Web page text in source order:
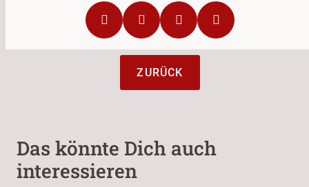
ZURÜCK
Das könnte Dich auch
interessieren